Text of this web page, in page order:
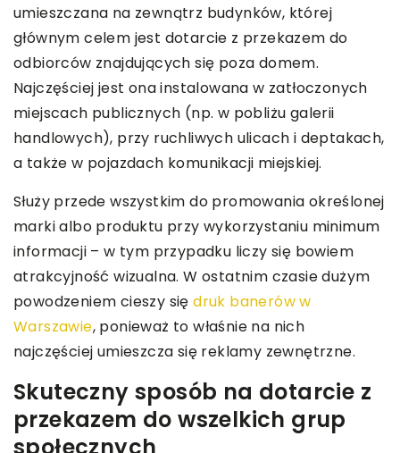
umieszczana na zewnątrz budynków, której
głównym celem jest dotarcie z przekazem do
odbiorców znajdujących się poza domem.
Najczęściej jest ona instalowana w zatłoczonych
miejscach publicznych (np. w pobliżu galerii
handlowych), przy ruchliwych ulicach i deptakach,
a także w pojazdach komunikacji miejskiej.
Służy przede wszystkim do promowania określonej
marki albo produktu przy wykorzystaniu minimum
informacji – w tym przypadku liczy się bowiem
atrakcyjność wizualna. W ostatnim czasie dużym
powodzeniem cieszy siędruk banerów w
Warszawie, ponieważ to właśnie na nich
najczęściej umieszcza się reklamy zewnętrzne.
Skuteczny sposób na dotarcie z
przekazem do wszelkich grup